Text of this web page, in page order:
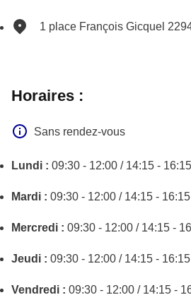
1 place François Gicquel
Horaires :
Sans rendez-vous
Lundi : 09:30 - 12:00 / 14:15 - 16:15
Mardi : 09:30 - 12:00 / 14:15 - 16:15
Mercredi : 09:30 - 12:00 / 14:15 -
Jeudi : 09:30 - 12:00 / 14:15 - 16:15
Vendredi : 09:30 - 12:00 / 14:15 -